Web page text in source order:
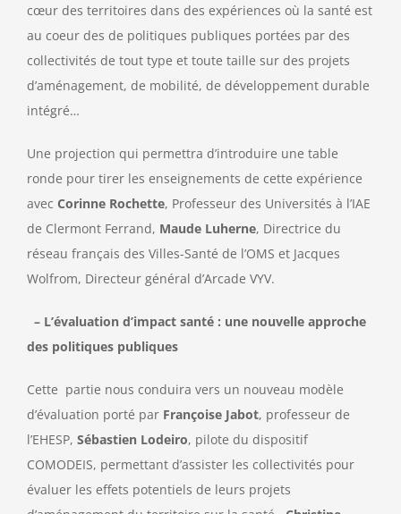
cœur des territoires dans des expériences où la santé est
au coeur des de politiques publiques portées par des
collectivités de tout type et toute taille sur des projets
d’aménagement, de mobilité, de développement durable
intégré…
Une projection qui permettra d’introduire une table
ronde pour tirer les enseignements de cette expérience
avec Corinne Rochette, Professeur des Universités à l’IAE
de Clermont Ferrand, Maude Luherne, Directrice du
réseau français des Villes-Santé de l’OMS et Jacques
Wolfrom, Directeur général d’Arcade VYV.
– L’évaluation d’impact santé : une nouvelle approche
des politiques publiques
Cette partie nous conduira vers un nouveau modèle
d’évaluation porté par Françoise Jabot, professeur de
l’EHESP, Sébastien Lodeiro, pilote du dispositif
COMODEIS, permettant d’assister les collectivités pour
évaluer les effets potentiels de leurs projets